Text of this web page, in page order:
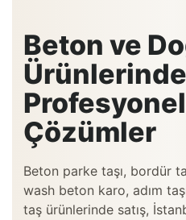
Beton ve
Ürünlerinde
Profesyonel
Çözümler
Beton parke taşı, bordür
wash beton karo, adım
taş ürünlerinde satış,